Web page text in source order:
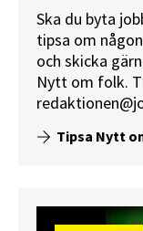
Ska du byta
tipsa om
och skicka
Nytt om folk.
Tipsa Nytt